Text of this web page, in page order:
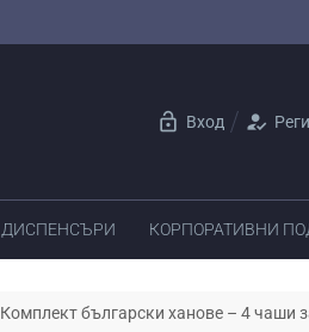
lock_open Вход how_to_reg
ДИСПЕНСЪРИ КОРПОРАТИВНИ
Комплект български ханове – 4 чаши